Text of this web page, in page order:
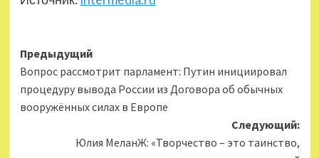
Навигация
записи
Предыдущий
Вопрос рассмотрит парламент: Путин инициировал
процедуру вывода России из Договора об обычных
вооружённых силах в Европе
Следующий:
Юлия МеланЖ: «Творчество – это таинство,